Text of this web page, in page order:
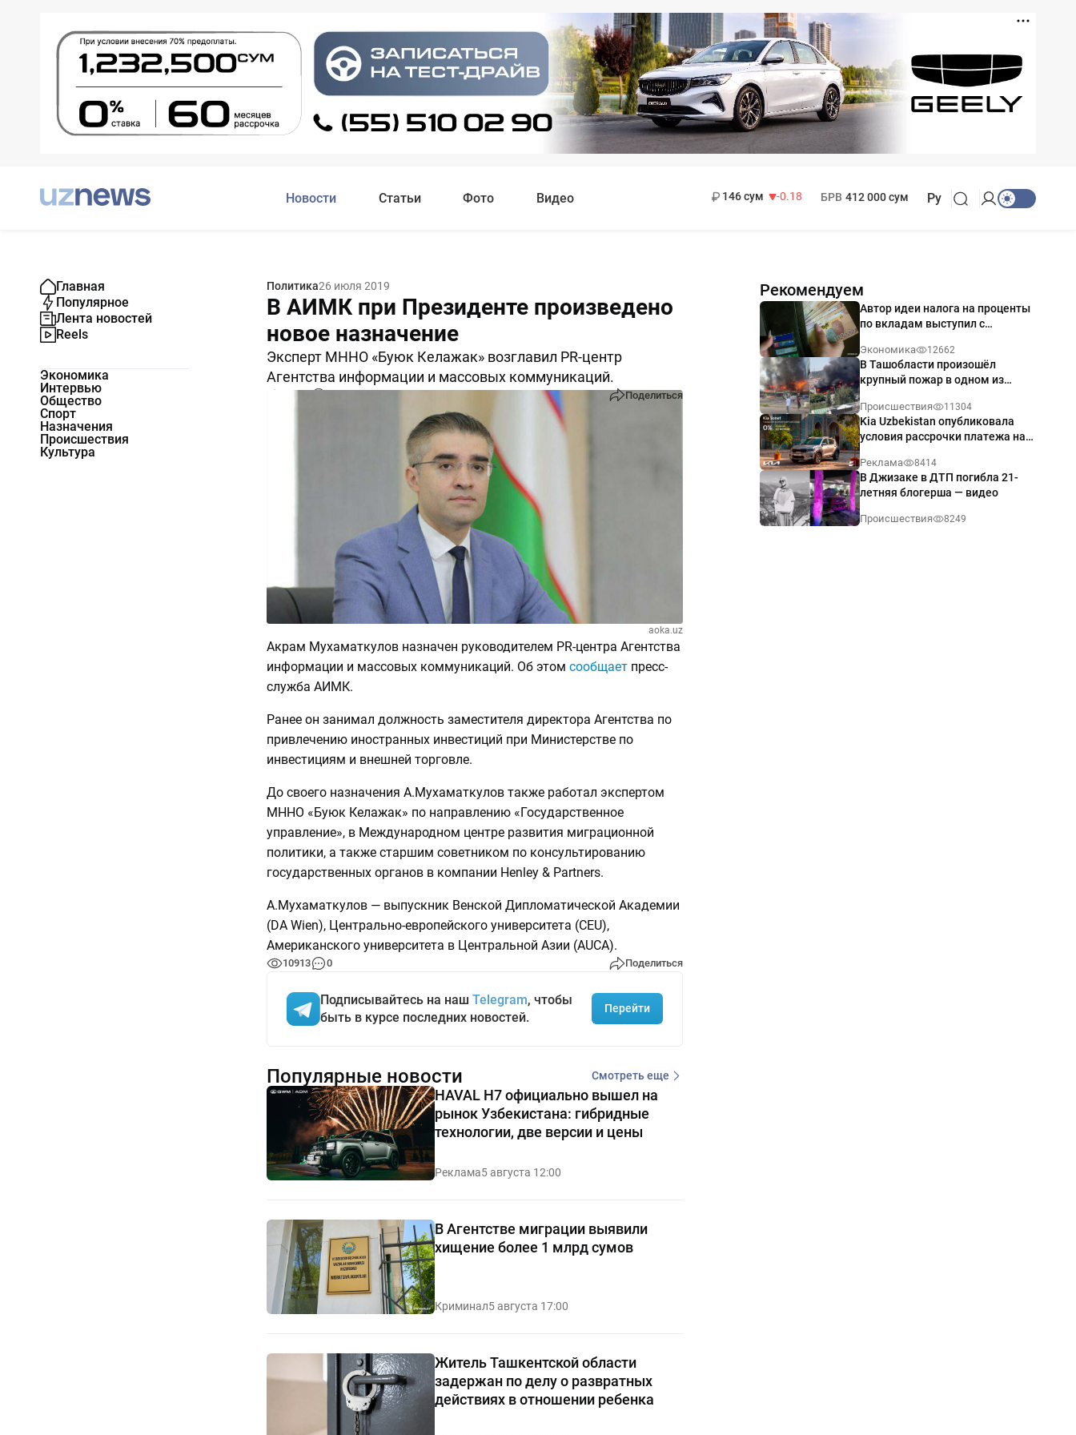
Новости Статьи Фото Видео
146 сум
-0.18
БРВ 412 000 сум Ру
Главная
Популярное
Лента новостей
Reels
Экономика
Интервью
Общество
Спорт
Назначения
Происшествия
Культура
Политика26 июля 2019
В АИМК при Президенте произведено
новое назначение
Эксперт МННО «Буюк Келажак» возглавил PR-центр
Агентства информации и массовых коммуникаций.
Поделиться
aoka.uz
Акрам Мухаматкулов назначен руководителем PR-центра Агентства
информации и массовых коммуникаций. Об этом сообщаетпресс-
служба АИМК.
Ранее он занимал должность заместителя директора Агентства по
привлечению иностранных инвестиций при Министерстве по
инвестициям и внешней торговле.
До своего назначения А.Мухаматкулов также работал экспертом
МННО «Буюк Келажак» по направлению «Государственное
управление», в Международном центре развития миграционной
политики, а также старшим советником по консультированию
государственных органов в компании Henley & Partners.
А.Мухаматкулов — выпускник Венской Дипломатической Академии
(DA Wien), Центрально-европейского университета (CEU),
Американского университета в Центральной Азии (AUCA).
10913 0 Поделиться
Подписывайтесь на наш Telegram, чтобы
быть в курсе последних новостей.
Перейти
Рекомендуем
Автор идеи налога на проценты
по вкладам выступил с
Экономика 12662
В Ташобласти произошёл
крупный пожар в одном из
Происшествия 11304
Kia Uzbekistan опубликовала
условия рассрочки платежа на
годовых
Реклама 8414
В Джизаке в ДТП погибла 21-
летняя блогерша — видео
Происшествия 8249
Популярные новости Смотреть еще
HAVAL H7 официально вышел на
рынок Узбекистана: гибридные
технологии, две версии и цены
Реклама5 августа 12:00
В Агентстве миграции выявили
хищение более 1 млрд сумов
Криминал5 августа 17:00
Житель Ташкентской области
задержан по делу о развратных
действиях в отношении ребенка